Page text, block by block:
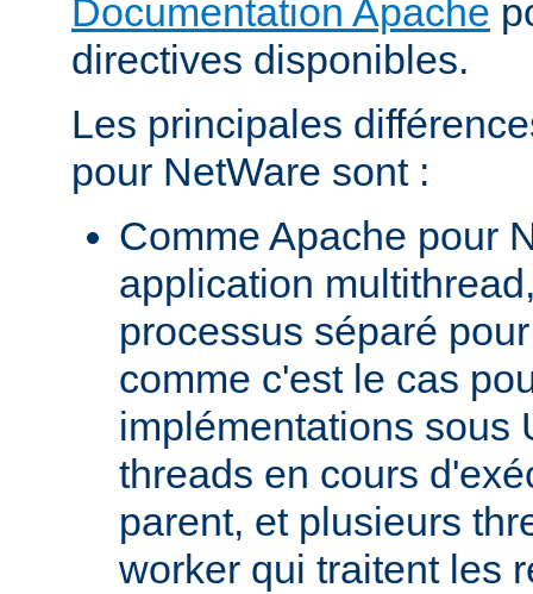
Documentation Apache
directives disponibles.
Les principales
pour NetWare sont :
Comme Apache pour
application
processus séparé
comme c'est le cas
implémentations sous
threads en cours
parent, et plusieurs
worker qui traitent les